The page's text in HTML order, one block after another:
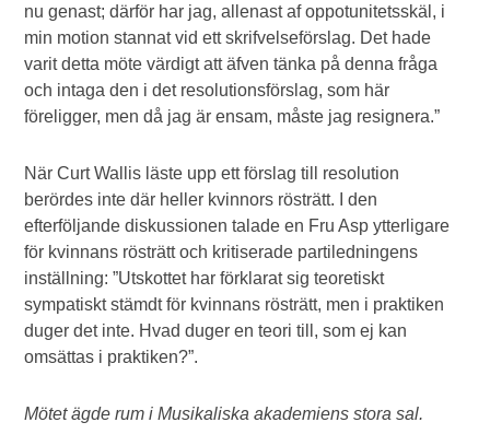
nu genast; därför har jag, allenast af oppotunitetsskäl, i
min motion stannat vid ett skrifvelseförslag. Det hade
varit detta möte värdigt att äfven tänka på denna fråga
och intaga den i det resolutionsförslag, som här
föreligger, men då jag är ensam, måste jag resignera.”
När Curt Wallis läste upp ett förslag till resolution
berördes inte där heller kvinnors rösträtt. I den
efterföljande diskussionen talade en Fru Asp ytterligare
för kvinnans rösträtt och kritiserade partiledningens
inställning: ”Utskottet har förklarat sig teoretiskt
sympatiskt stämdt för kvinnans rösträtt, men i praktiken
duger det inte. Hvad duger en teori till, som ej kan
omsättas i praktiken?”.
Mötet ägde rum i Musikaliska akademiens stora sal.